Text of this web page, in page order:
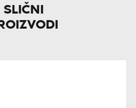
SLIČNI